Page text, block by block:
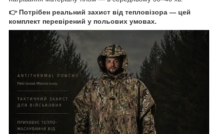
👉 Потрібен реальний захист від тепловізора — цей
комплект перевірений у польових умовах.